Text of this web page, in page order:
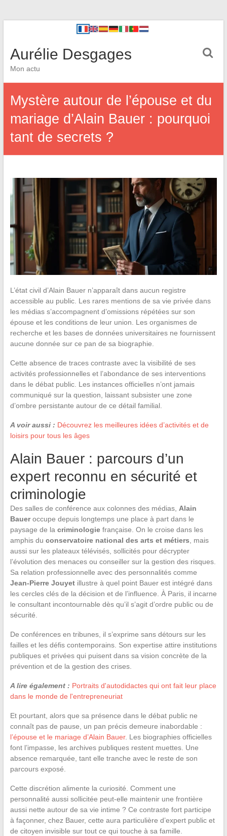
Aurélie Desgages
Mon actu
Mystère autour de l’épouse et du
mariage d’Alain Bauer : pourquoi
tant de secrets ?
L’état civil d’Alain Bauer n’apparaît dans aucun registre
accessible au public. Les rares mentions de sa vie privée dans
les médias s’accompagnent d’omissions répétées sur son
épouse et les conditions de leur union. Les organismes de
recherche et les bases de données universitaires ne fournissent
aucune donnée sur ce pan de sa biographie.
Cette absence de traces contraste avec la visibilité de ses
activités professionnelles et l’abondance de ses interventions
dans le débat public. Les instances officielles n’ont jamais
communiqué sur la question, laissant subsister une zone
d’ombre persistante autour de ce détail familial.
A voir aussi : Découvrez les meilleures idées d’activités et de
loisirs pour tous les âges
Alain Bauer : parcours d’un
expert reconnu en sécurité et
criminologie
Des salles de conférence aux colonnes des médias, Alain
Baueroccupe depuis longtemps une place à part dans le
paysage de la criminologiefrançaise. On le croise dans les
amphis du conservatoire national des arts et métiers , mais
aussi sur les plateaux télévisés, sollicités pour décrypter
l’évolution des menaces ou conseiller sur la gestion des risques.
Sa relation professionnelle avec des personnalités comme
Jean-Pierre Jouyetillustre à quel point Bauer est intégré dans
les cercles clés de la décision et de l’influence. À Paris, il incarne
le consultant incontournable dès qu’il s’agit d’ordre public ou de
sécurité.
De conférences en tribunes, il s’exprime sans détours sur les
failles et les défis contemporains. Son expertise attire institutions
publiques et privées qui puisent dans sa vision concrète de la
prévention et de la gestion des crises.
A lire également : Portraits d'autodidactes qui ont fait leur place
dans le monde de l'entrepreneuriat
Et pourtant, alors que sa présence dans le débat public ne
connaît pas de pause, un pan précis demeure inabordable :
l’épouse et le mariage d’Alain Bauer. Les biographies officielles
font l’impasse, les archives publiques restent muettes. Une
absence remarquée, tant elle tranche avec le reste de son
parcours exposé.
Cette discrétion alimente la curiosité. Comment une
personnalité aussi sollicitée peut-elle maintenir une frontière
aussi nette autour de sa vie intime ? Ce contraste fort participe
à façonner, chez Bauer, cette aura particulière d’expert public et
de citoyen invisible sur tout ce qui touche à sa famille.